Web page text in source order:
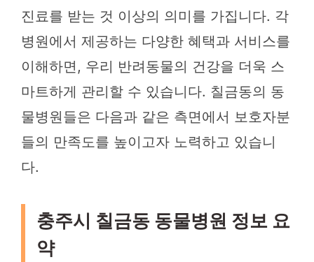
진료를 받는 것 이상의 의미를 가집니다. 각
병원에서 제공하는 다양한 혜택과 서비스를
이해하면, 우리 반려동물의 건강을 더욱 스
마트하게 관리할 수 있습니다. 칠금동의 동
물병원들은 다음과 같은 측면에서 보호자분
들의 만족도를 높이고자 노력하고 있습니
다.
충주시 칠금동 동물병원 정보 요
약